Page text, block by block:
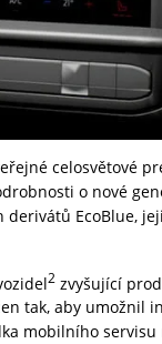
celosvětové
o nové
derivátů EcoBlue,
2 zvyšující
tak, aby umožnil
mobilního servisu